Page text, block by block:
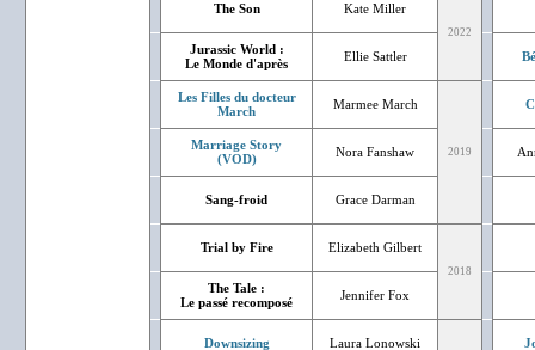
The Son Kate Miller
2022
Jurassic World :
Le Monde d'après
Ellie Sattler
Les Filles du docteur
March
Marmee March
2019
Marriage Story
(VOD)
Nora Fanshaw
Sang-froid Grace Darman
Trial by Fire Elizabeth Gilbert
2018
The Tale :
Le passé recomposé
Jennifer Fox
Downsizing Laura Lonowski